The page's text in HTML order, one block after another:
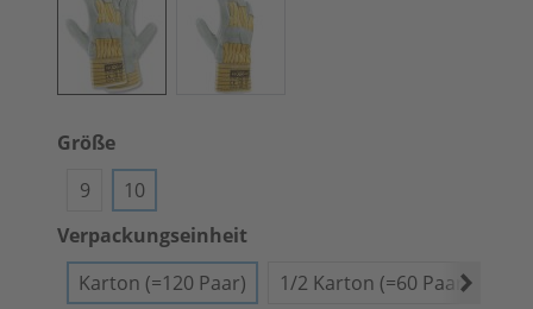
Größe
9
10
Verpackungseinheit
Karton (=120 Paar)
1/2 Karton (=60 Paar)